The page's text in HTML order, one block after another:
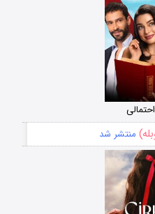
منتشر شد